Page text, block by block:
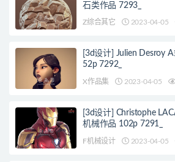
石类作品 7293_
Z综合其它 2023-04-05
[3d设计] Julien Desroy
52p 7292_
X作品集 2023-04-05
[3d设计] Christophe
机械作品 102p 7291_
F机械设计 2023-04-05